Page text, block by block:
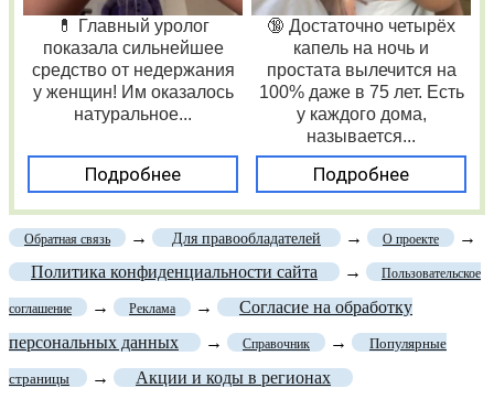
💊 Главный уролог
показала сильнейшее
средство от недержания
у женщин! Им оказалось
натуральное...
Подробнее
🔞 Достаточно четырёх
капель на ночь и
простата вылечится на
100% даже в 75 лет. Есть
у каждого дома,
называется...
Подробнее
Обратная связь → Для правообладателей → О проекте
→
Политика конфиденциальности сайта
→ Пользовательское
соглашение → Реклама →
Согласие на обработку
персональных данных
→ Справочник → Популярные
страницы → Акции и коды в регионах